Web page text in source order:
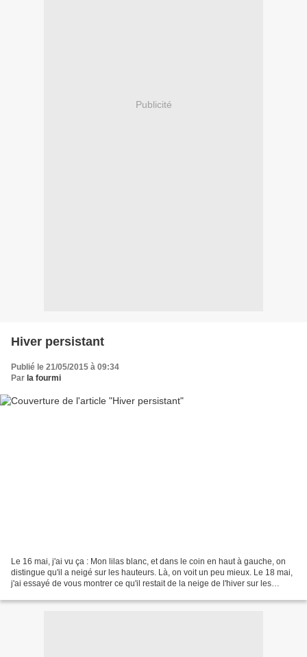
Publicité
Hiver persistant
Publié le 21/05/2015 à 09:34
Par la fourmi
Le 16 mai, j'ai vu ça : Mon lilas blanc, et dans le coin en haut à gauche, on
distingue qu'il a neigé sur les hauteurs. Là, on voit un peu mieux. Le 18 mai,
j'ai essayé de vous montrer ce qu'il restait de la neige de l'hiver sur les